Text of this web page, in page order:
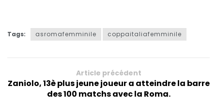
Tags: asromafemminile coppaitaliafemminile
Article précédent
Zaniolo, 13è plus jeune joueur a atteindre la barre
des 100 matchs avec la Roma.